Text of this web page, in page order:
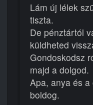
Lám új lélek
tiszta.
De pénztártól
küldheted
Gondoskodsz
majd a dolgod.
Apa, anya és
boldog.